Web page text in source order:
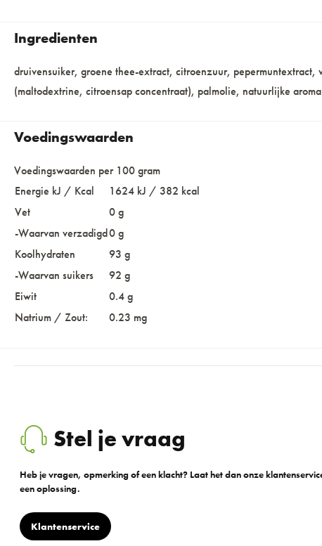
Ingredienten
druivensuiker, groene thee-extract, citroenzuur,
(maltodextrine, citroensap concentraat), palmolie, natuurlijke aroma
Voedingswaarden
Voedingswaarden per 100 gram
Energie kJ / Kcal
1624 kJ / 382 kcal
Vet
0 g
-Waarvan verzadigd0 g
Koolhydraten
93 g
-Waarvan suikers
92 g
Eiwit
0.4 g
Natrium / Zout:
0.23 mg
Stel je vraag
Heb je vragen, opmerking of een klacht? Laat het dan onze
een oplossing.
Klantenservice